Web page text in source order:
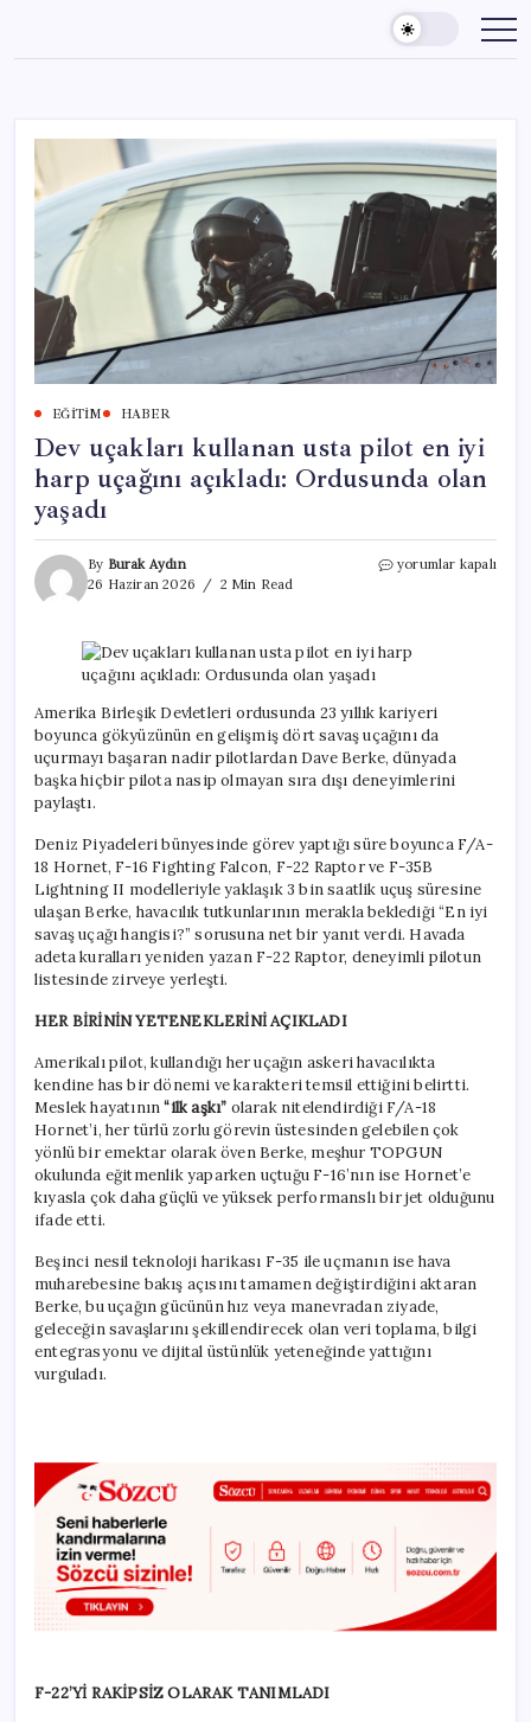
content
EĞITIM HABER
Dev uçakları kullanan usta pilot en iyi
harp uçağını açıkladı: Ordusunda olan
yaşadı
By Burak Aydın
26 Haziran 2026
2 Min Read
Dev
en
harp
uçağını
açıkladı:
Ordusunda
olan
yorumlar kapalı
Amerika Birleşik Devletleri ordusunda 23 yıllık kariyeri
boyunca gökyüzünün en gelişmiş dört savaş uçağını da
uçurmayı başaran nadir pilotlardan Dave Berke, dünyada
başka hiçbir pilota nasip olmayan sıra dışı deneyimlerini
paylaştı.
Deniz Piyadeleri bünyesinde görev yaptığı süre boyunca F/A-
18 Hornet, F-16 Fighting Falcon, F-22 Raptor ve F-35B
Lightning II modelleriyle yaklaşık 3 bin saatlik uçuş süresine
ulaşan Berke, havacılık tutkunlarının merakla beklediği “En iyi
savaş uçağı hangisi?” sorusuna net bir yanıt verdi. Havada
adeta kuralları yeniden yazan F-22 Raptor, deneyimli pilotun
listesinde zirveye yerleşti.
HER BİRİNİN YETENEKLERİNİ AÇIKLADI
Amerikalı pilot, kullandığı her uçağın askeri havacılıkta
kendine has bir dönemi ve karakteri temsil ettiğini belirtti.
Meslek hayatının“ilk aşkı” olarak nitelendirdiği F/A-18
Hornet’i, her türlü zorlu görevin üstesinden gelebilen çok
yönlü bir emektar olarak öven Berke, meşhur TOPGUN
okulunda eğitmenlik yaparken uçtuğu F-16’nın ise Hornet’e
kıyasla çok daha güçlü ve yüksek performanslı bir jet olduğunu
ifade etti.
Beşinci nesil teknoloji harikası F-35 ile uçmanın ise hava
muharebesine bakış açısını tamamen değiştirdiğini aktaran
Berke, bu uçağın gücünün hız veya manevradan ziyade,
geleceğin savaşlarını şekillendirecek olan veri toplama, bilgi
entegrasyonu ve dijital üstünlük yeteneğinde yattığını
vurguladı.
F-22’Yİ RAKİPSİZ OLARAK TANIMLADI